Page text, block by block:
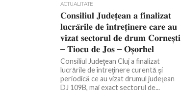
ACTUALITATE
𝐂𝐨𝐧𝐬𝐢𝐥𝐢𝐮𝐥 𝐉𝐮𝐝𝐞𝐭̦𝐞𝐚𝐧 𝐚 𝐟𝐢𝐧𝐚𝐥𝐢𝐳𝐚𝐭
𝐥𝐮𝐜𝐫𝐚̆𝐫𝐢𝐥𝐞 𝐝𝐞 𝐢̂𝐧𝐭𝐫𝐞𝐭̦𝐢𝐧𝐞𝐫𝐞 𝐜𝐚𝐫𝐞 𝐚𝐮
𝐯𝐢𝐳𝐚𝐭 𝐬𝐞𝐜𝐭𝐨𝐫𝐮𝐥 𝐝𝐞 𝐝𝐫𝐮𝐦 𝐂𝐨𝐫𝐧𝐞𝐬̦𝐭𝐢
– 𝐓𝐢𝐨𝐜𝐮 𝐝𝐞 𝐉𝐨𝐬 – 𝐎𝐬̦𝐨𝐫𝐡𝐞𝐥
Consiliul Judeţean Cluj a finalizat
lucrările de întreţinere curentă şi
periodică ce au vizat drumul judeţean
DJ 109B, mai exact sectorul de...